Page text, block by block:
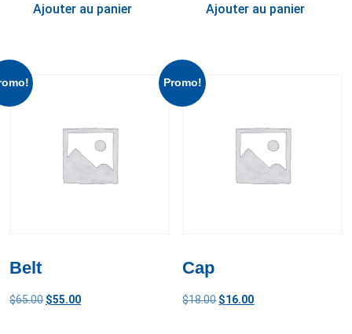
Ajouter au panier Ajouter au panier
Belt
$65.00 $55.00
Promo!
Cap
$18.00 $16.00